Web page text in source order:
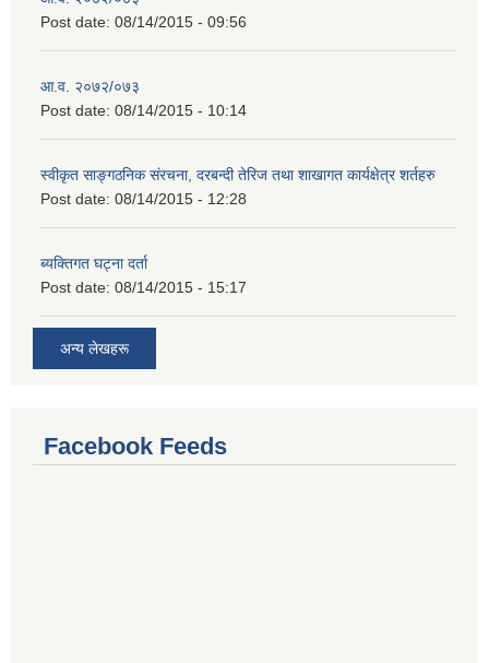
Post date: 08/14/2015 - 09:56
आ.व. २०७२/०७३
Post date: 08/14/2015 - 10:14
स्वीकृत साङ्गठनिक संरचना, दरबन्दी तेरिज तथा शाखागत कार्यक्षेत्र शर्तहरु
Post date: 08/14/2015 - 12:28
ब्यक्तिगत घट्ना दर्ता
Post date: 08/14/2015 - 15:17
अन्य लेखहरू
Facebook Feeds